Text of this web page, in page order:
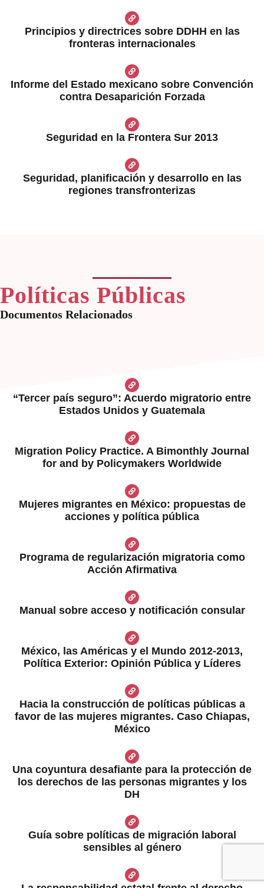
Principios y directrices sobre DDHH en las
fronteras internacionales
Informe del Estado mexicano sobre Convención
contra Desaparición Forzada
Seguridad en la Frontera Sur 2013
Seguridad, planificación y desarrollo en las
regiones transfronterizas
Políticas Públicas
Documentos Relacionados
“Tercer país seguro”: Acuerdo migratorio entre
Estados Unidos y Guatemala
Migration Policy Practice. A Bimonthly Journal
for and by Policymakers Worldwide
Mujeres migrantes en México: propuestas de
acciones y política pública
Programa de regularización migratoria como
Acción Afirmativa
Manual sobre acceso y notificación consular
México, las Américas y el Mundo 2012-2013,
Política Exterior: Opinión Pública y Líderes
Hacia la construcción de políticas públicas a
favor de las mujeres migrantes. Caso Chiapas,
México
Una coyuntura desafiante para la protección de
los derechos de las personas migrantes y los
DH
Guía sobre políticas de migración laboral
sensibles al género